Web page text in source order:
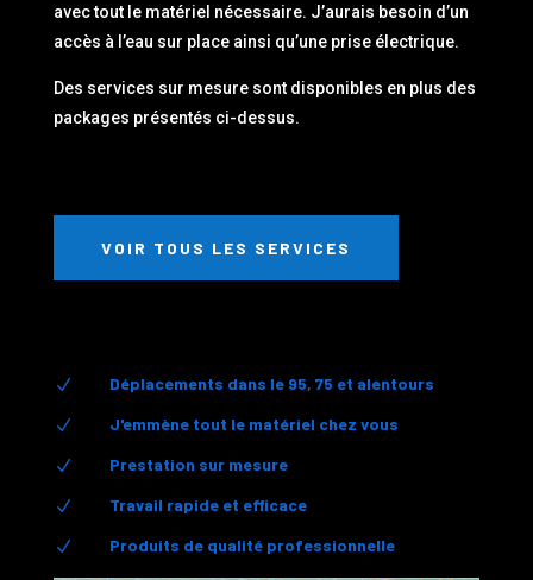
avec tout le matériel nécessaire. J’aurais besoin d’un
accès à l’eau sur place ainsi qu’une prise électrique.
Des services sur mesure sont disponibles en plus des
packages présentés ci-dessus.
VOIR TOUS LES SERVICES
N Déplacements dans le 95, 75 et alentours
N J'emmène tout le matériel chez vous
N Prestation sur mesure
N Travail rapide et efficace
N Produits de qualité professionnelle